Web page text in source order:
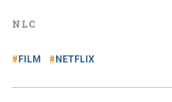
NLC
FILM NETFLIX